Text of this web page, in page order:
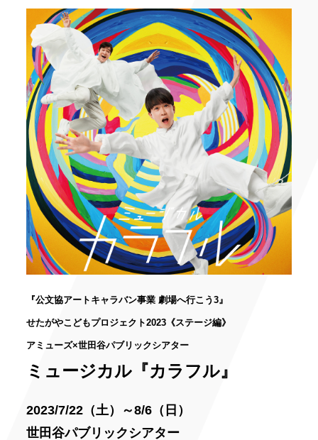
『公文協アートキャラバン事業 劇場へ行こう3』
せたがやこどもプロジェクト2023《ステージ編》
アミューズ×世田谷パブリックシアター
ミュージカル『カラフル』
2023/7/22（土）～8/6（日）
世田谷パブリックシアター